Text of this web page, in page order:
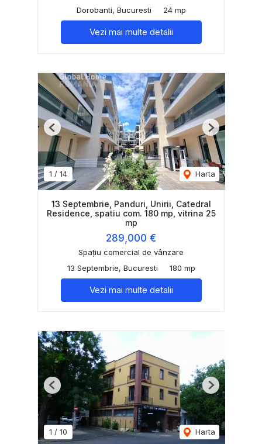
Dorobanti, Bucuresti
24 mp
Vezi mai multe detalii
1 / 14 Harta
Previous Next
13 Septembrie, Panduri, Unirii, Catedral
Residence, spatiu com. 180 mp, vitrina 25
mp
289,000 €
Spațiu comercial de vânzare
13 Septembrie, Bucuresti
180 mp
Vezi mai multe detalii
1 / 10 Harta
Previous Next